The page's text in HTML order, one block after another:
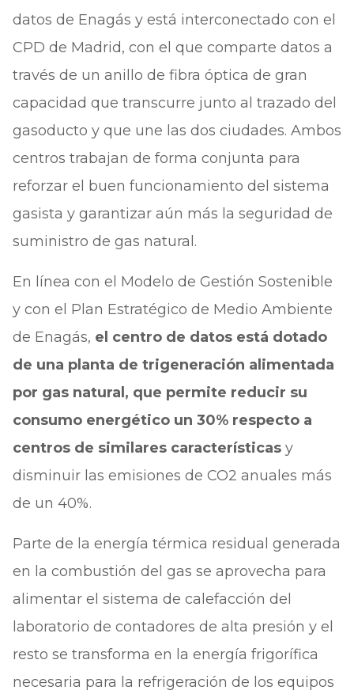
datos de Enagás y está interconectado con el
CPD de Madrid, con el que comparte datos a
través de un anillo de fibra óptica de gran
capacidad que transcurre junto al trazado del
gasoducto y que une las dos ciudades. Ambos
centros trabajan de forma conjunta para
reforzar el buen funcionamiento del sistema
gasista y garantizar aún más la seguridad de
suministro de gas natural.
En línea con el Modelo de Gestión Sostenible
y con el Plan Estratégico de Medio Ambiente
de Enagás, el centro de datos está dotado
de una planta de trigeneración alimentada
por gas natural, que permite reducir su
consumo energético un 30% respecto a
centros de similares características y
disminuir las emisiones de CO2 anuales más
de un 40%.
Parte de la energía térmica residual generada
en la combustión del gas se aprovecha para
alimentar el sistema de calefacción del
laboratorio de contadores de alta presión y el
resto se transforma en la energía frigorífica
necesaria para la refrigeración de los equipos